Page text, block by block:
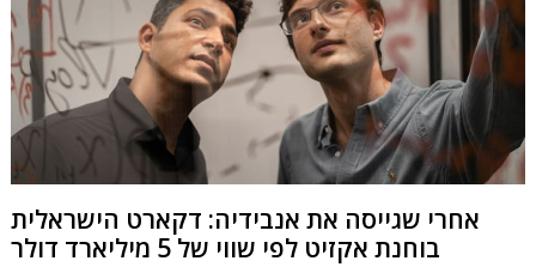
אחרי שגייסה את אנבידיה: דקארט הישראלית
בוחנת אקזיט לפי שווי של 5 מיליארד דולר